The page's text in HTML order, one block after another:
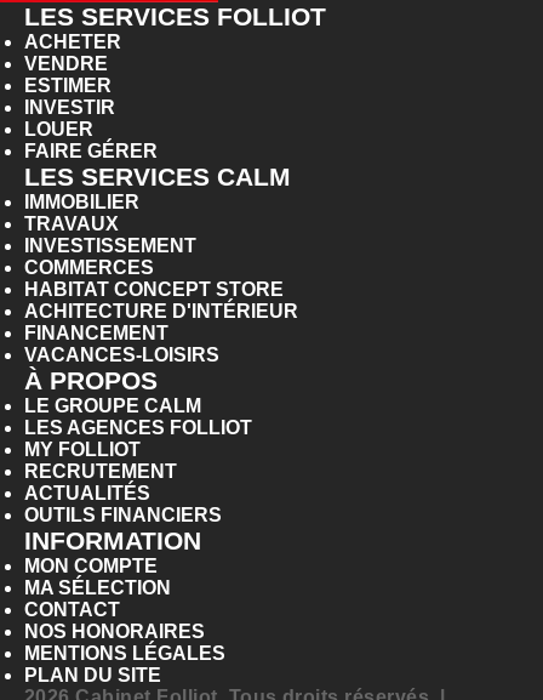
LES SERVICES FOLLIOT
ACHETER
VENDRE
ESTIMER
INVESTIR
LOUER
FAIRE GÉRER
LES SERVICES CALM
IMMOBILIER
TRAVAUX
INVESTISSEMENT
COMMERCES
HABITAT CONCEPT STORE
ACHITECTURE D'INTÉRIEUR
FINANCEMENT
VACANCES-LOISIRS
À PROPOS
LE GROUPE CALM
LES AGENCES FOLLIOT
MY FOLLIOT
RECRUTEMENT
ACTUALITÉS
OUTILS FINANCIERS
INFORMATION
MON COMPTE
MA SÉLECTION
CONTACT
NOS HONORAIRES
MENTIONS LÉGALES
PLAN DU SITE